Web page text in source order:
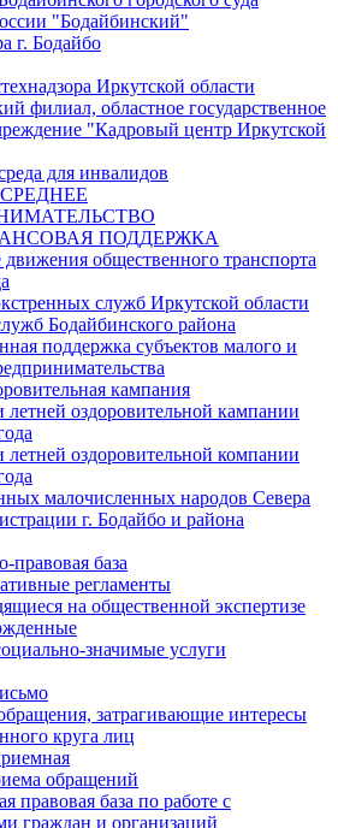
"Бодайбинский"
г. Бодайбо
Иркутской области
филиал, областное государственное
"Кадровый центр Иркутской
для инвалидов
ПОДДЕРЖКА
движения общественного транспорта
служб Иркутской области
Бодайбинского района
поддержка субъектов малого и
кампания
летней оздоровительной кампании
летней оздоровительной компании
малочисленных народов Севера
г. Бодайбо и района
правовая база
регламенты
на общественной экспертизе
значимые услуги
затрагивающие интересы
круга лиц
обращений
правовая база по работе с
граждан и организаций